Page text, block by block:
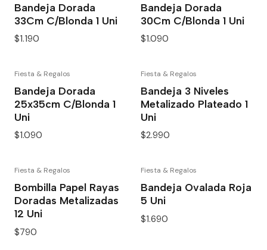
Bandeja Dorada
33Cm C/Blonda 1 Uni
$1.190
Bandeja Dorada
30Cm C/Blonda 1 Uni
$1.090
Fiesta & Regalos
Bandeja Dorada
25x35cm C/Blonda 1
Uni
$1.090
Fiesta & Regalos
Bandeja 3 Niveles
Metalizado Plateado 1
Uni
$2.990
Fiesta & Regalos
Bombilla Papel Rayas
Doradas Metalizadas
12 Uni
$790
Fiesta & Regalos
Bandeja Ovalada Roja
5 Uni
$1.690